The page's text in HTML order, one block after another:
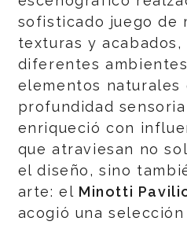
sofisticado juego de
texturas y acabados,
diferentes
elementos naturales
profundidad
enriqueció con
que atraviesan no
el diseño, sino
arte: el Minotti
acogió una